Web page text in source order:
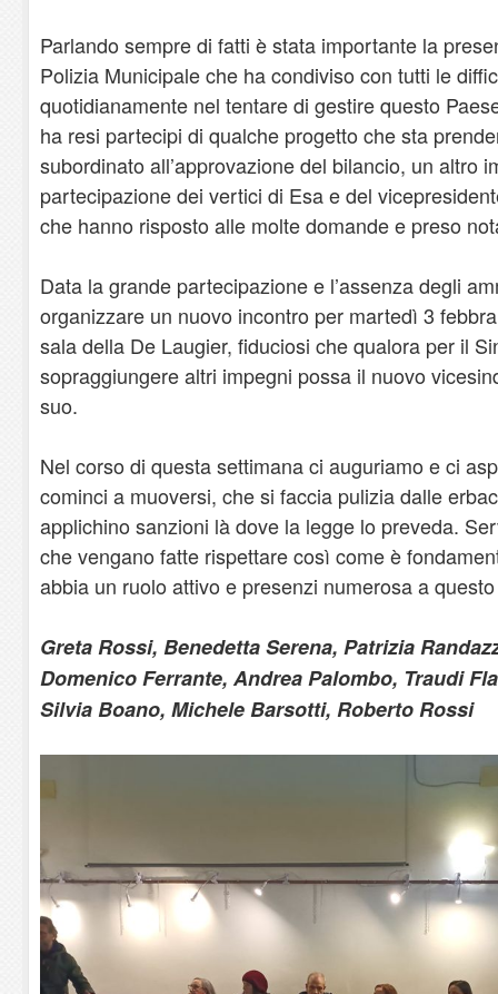
Parlando sempre di fatti è stata importante la
Polizia Municipale che ha condiviso con tutti le
quotidianamente nel tentare di gestire questo
ha resi partecipi di qualche progetto che sta
subordinato all’approvazione del bilancio, un altro
partecipazione dei vertici di Esa e del
che hanno risposto alle molte domande e preso
Data la grande partecipazione e l’assenza degli
organizzare un nuovo incontro per martedì 3
sala della De Laugier, fiduciosi che qualora per il
sopraggiungere altri impegni possa il nuovo
suo.
Nel corso di questa settimana ci auguriamo e ci
cominci a muoversi, che si faccia pulizia dalle
applichino sanzioni là dove la legge lo preveda.
che vengano fatte rispettare così come è
abbia un ruolo attivo e presenzi numerosa a
Greta Rossi, Benedetta Serena, Patrizia
Domenico Ferrante, Andrea Palombo, Traudi
Silvia Boano, Michele Barsotti, Roberto Rossi